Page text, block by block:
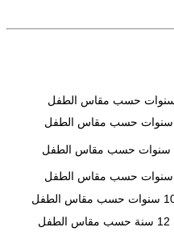
حسب مقاس الطفل
سنوات حسب مقاس الطفل
سنوات حسب مقاس الطفل
سنوات حسب مقاس
الطفل
سنوات حسب مقاس
الطفل
سنة حسب مقاس الطفل